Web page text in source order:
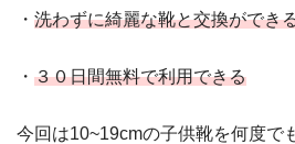
・ 洗わずに綺麗な靴と交換ができ
・ ３０日間無料で利用できる
今回は10~19cmの子供靴を何度で